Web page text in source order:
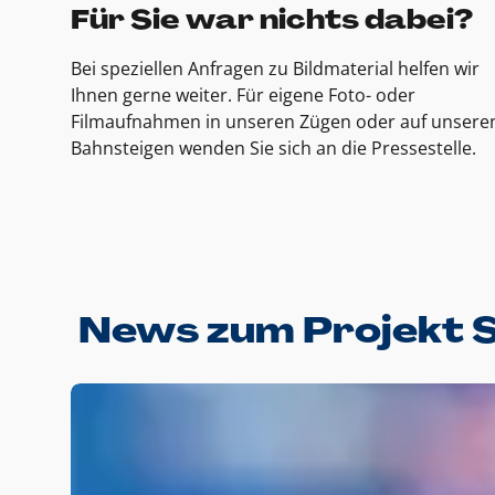
Für Sie war nichts dabei?
Bei speziellen Anfragen zu Bildmaterial helfen wir
Ihnen gerne weiter. Für eigene Foto- oder
Filmaufnahmen in unseren Zügen oder auf
Bahnsteigen wenden Sie sich an die Pressestelle.
News zum Projekt